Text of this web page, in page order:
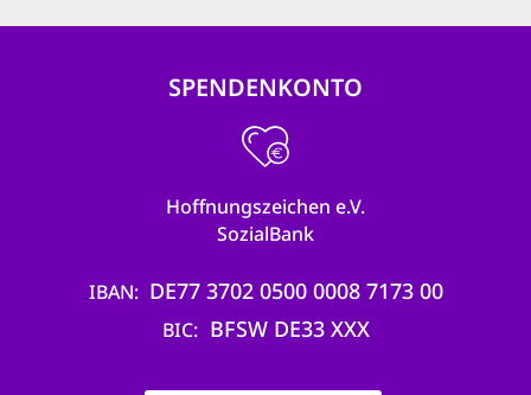
SPENDENKONTO
Hoffnungszeichen e.V.
SozialBank
IBAN DE77 3702 0500 0008 7173 00
BIC BFSW DE33 XXX